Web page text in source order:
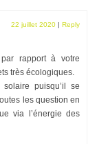
22 juillet 2020 | Reply
rapport à votre
très écologiques.
puisqu’il se
les question en
via l’énergie des